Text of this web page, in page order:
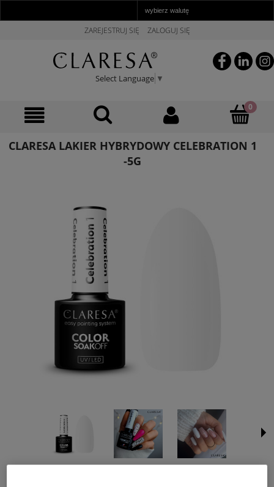
ZAREJESTRUJ SIĘ ZALOGUJ SIĘ
Select Language ▼
CLARESA LAKIER HYBRYDOWY CELEBRATION 1
-5G